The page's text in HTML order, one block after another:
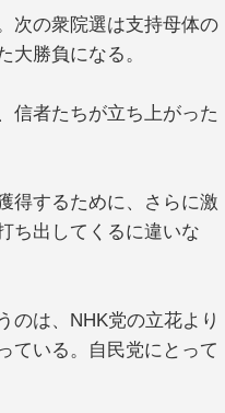
次の衆院選は支持母体の
大勝負になる。
信者たちが立ち上がった
得するために、さらに激
ち出してくるに違いな
は、NHK党の立花より
ている。自民党にとって